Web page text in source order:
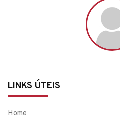
LINKS ÚTEIS
Home